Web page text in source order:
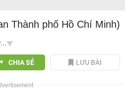
Thành phố Hồ Chí Minh)
CHIA SẺ LƯU BÀI